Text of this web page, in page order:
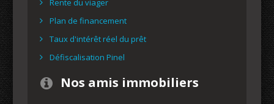
Rente du viager
Plan de financement
Taux d'intérêt réel du prêt
Défiscalisation Pinel
Nos amis immobiliers